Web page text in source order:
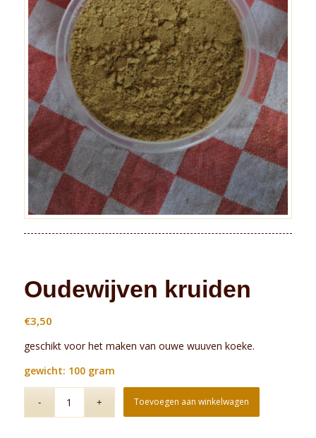
Oudewijven kruiden
€3,50
geschikt voor het maken van ouwe wuuven koeke.
gewicht: 100 gram
Toevoegen aan winkelwagen